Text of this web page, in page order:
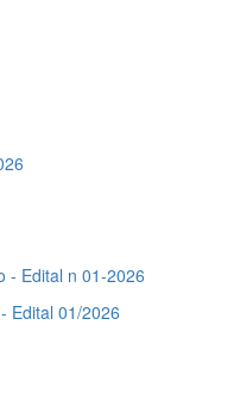
- Edital n 01-2026
Edital 01/2026